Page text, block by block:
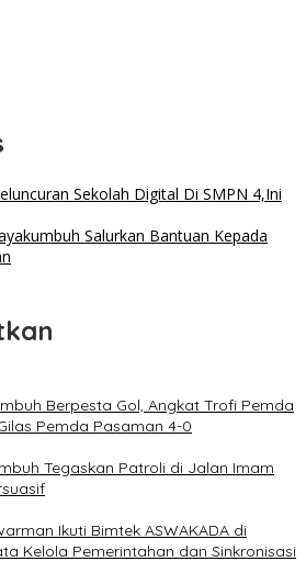
Sekolah Digital Di SMPN 4,Ini
Salurkan Bantuan Kepada
Berpesta Gol, Angkat Trofi Pemda
Pemda Pasaman 4-0
Tegaskan Patroli di Jalan Imam
Ikuti Bimtek ASWAKADA di
Kelola Pemerintahan dan Sinkronisasi